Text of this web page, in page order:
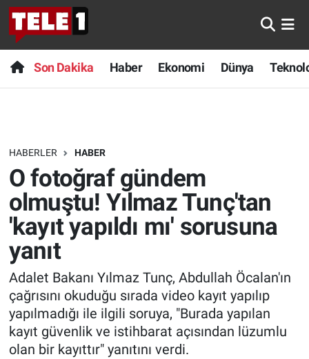
Son Dakika Haber Ekonomi Dünya
HABERLER HABER
O fotoğraf gündem
olmuştu! Yılmaz Tunç'tan
'kayıt yapıldı mı' sorusuna
yanıt
Adalet Bakanı Yılmaz Tunç, Abdullah Öcalan'ın
çağrısını okuduğu sırada video kayıt yapılıp
yapılmadığı ile ilgili soruya, "Burada yapılan
kayıt güvenlik ve istihbarat açısından lüzumlu
olan bir kayıttır" yanıtını verdi.
Anında Manşet
Başka Sohbetler
Bilim turu
Bilim ve Teknoloji Evreni
Doğa Konuşuyor
Dünya
Ege Saati
Ege'den Esintiler
Son Dakika
Haber
Dünya
Teknoloji
Sağlık
Spor
Yayın Akışı
İletişim
Nöbetçi Eczaneler
Hava Durumu
Trafik Durumu
Süper Lig Puan Durumu ve Fikstür
Tüm Manşetler
Son Dakika Haberleri
Haber Arşivi